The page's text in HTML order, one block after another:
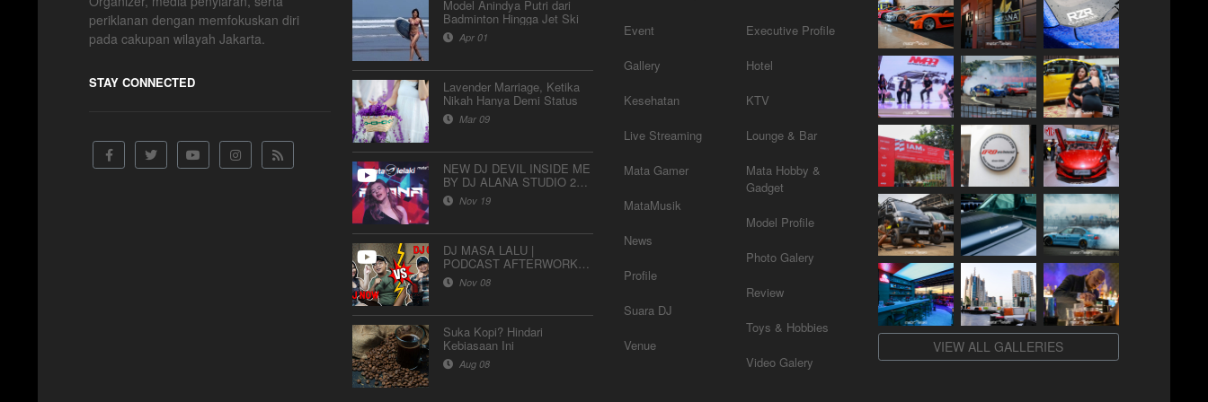
periklanan dengan memfokuskan diri
pada cakupan wilayah Jakarta.
STAY CONNECTED
Model Anindya Putri dari
Badminton Hingga Jet Ski
Apr 01
Lavender Marriage, Ketika
Nikah Hanya Demi Status
Mar 09
NEW DJ DEVIL INSIDE ME
BY DJ ALANA STUDIO 2
MATALELAKI
Nov 19
DJ MASA LALU |
PODCAST AFTERWORK
SESSION EPS 07
Nov 08
Suka Kopi? Hindari
Kebiasaan Ini
Aug 08
Event
Gallery
Kesehatan
Live Streaming
Mata Gamer
MataMusik
News
Profile
Suara DJ
Venue
Executive Profile
Hotel
KTV
Lounge & Bar
Mata Hobby &
Gadget
Model Profile
Photo Galery
Review
Toys & Hobbies
Video Galery
VIEW ALL GALLERIES